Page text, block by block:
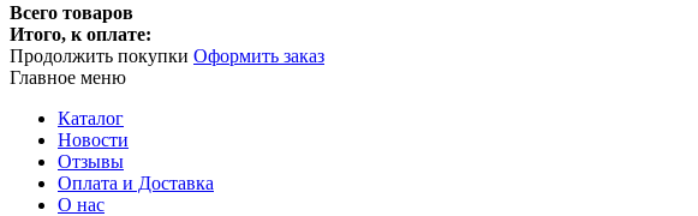
Всего товаров
Итого, к оплате:
Продолжить покупки Оформить заказ
Главное меню
Каталог
Новости
Отзывы
Оплата и Доставка
О нас